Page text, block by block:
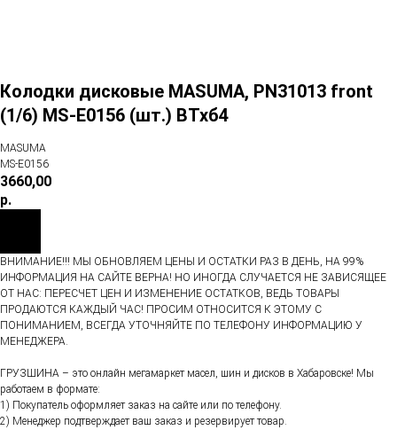
Колодки дисковые MASUMA, PN31013 front
(1/6) MS-E0156 (шт.) ВТхб4
MASUMA
MS-E0156
3660,00
р.
ВНИМАНИЕ!!! МЫ ОБНОВЛЯЕМ ЦЕНЫ И ОСТАТКИ РАЗ В ДЕНЬ, НА 99%
ИНФОРМАЦИЯ НА САЙТЕ ВЕРНА! НО ИНОГДА СЛУЧАЕТСЯ НЕ ЗАВИСЯЩЕЕ
ОТ НАС: ПЕРЕСЧЕТ ЦЕН И ИЗМЕНЕНИЕ ОСТАТКОВ, ВЕДЬ ТОВАРЫ
ПРОДАЮТСЯ КАЖДЫЙ ЧАС! ПРОСИМ ОТНОСИТСЯ К ЭТОМУ С
ПОНИМАНИЕМ, ВСЕГДА УТОЧНЯЙТЕ ПО ТЕЛЕФОНУ ИНФОРМАЦИЮ У
МЕНЕДЖЕРА.
ГРУЗШИНА – это онлайн мегамаркет масел, шин и дисков в Хабаровске! Мы
работаем в формате:
1) Покупатель оформляет заказ на сайте или по телефону.
2) Менеджер подтверждает ваш заказ и резервирует товар.